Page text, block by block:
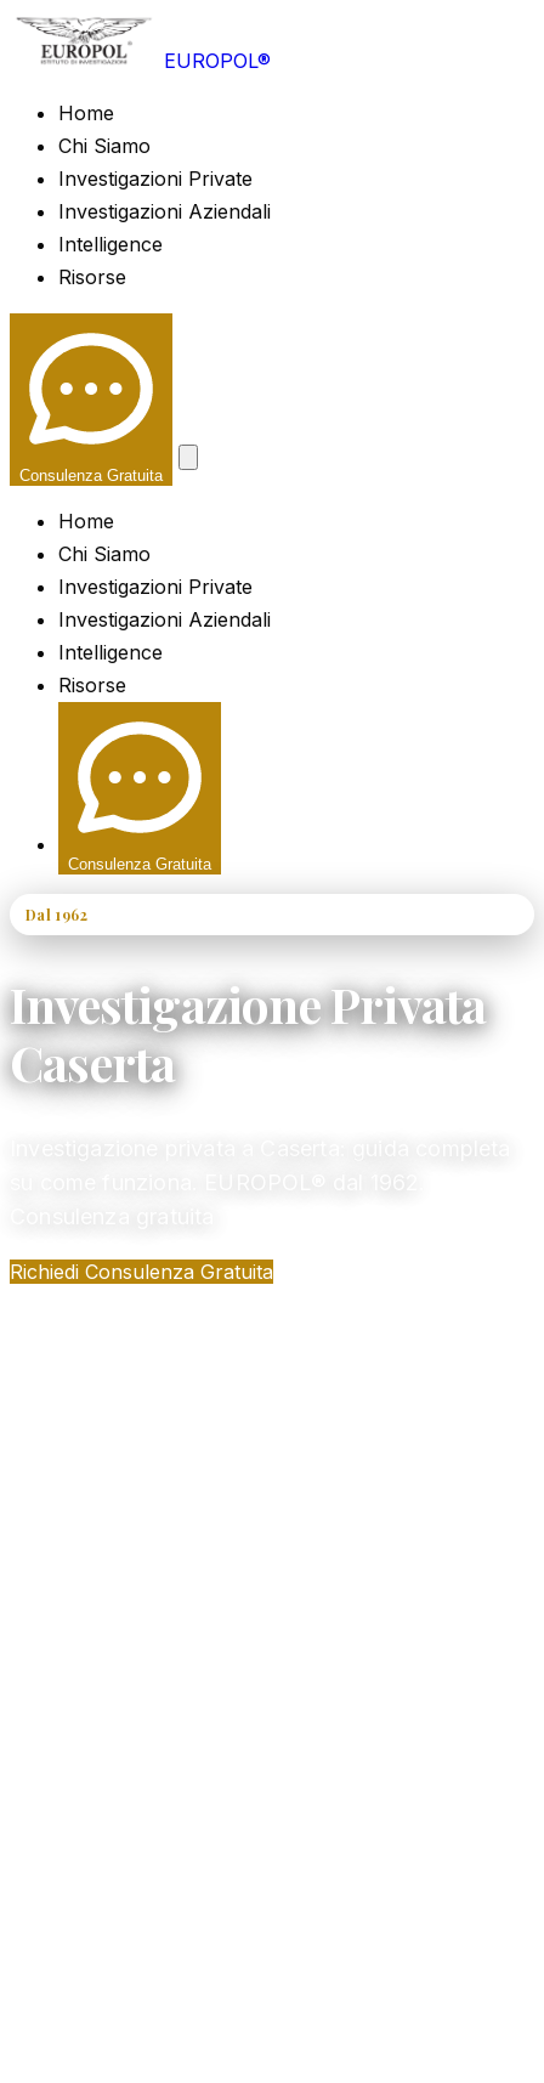
EUROPOL®
Home
Chi Siamo
Investigazioni Private
Investigazioni Aziendali
Intelligence
Risorse
Consulenza Gratuita
Home
Chi Siamo
Investigazioni Private
Investigazioni Aziendali
Intelligence
Risorse
Consulenza Gratuita
Dal 1962
Investigazione Privata
Caserta
Richiedi Consulenza Gratuita